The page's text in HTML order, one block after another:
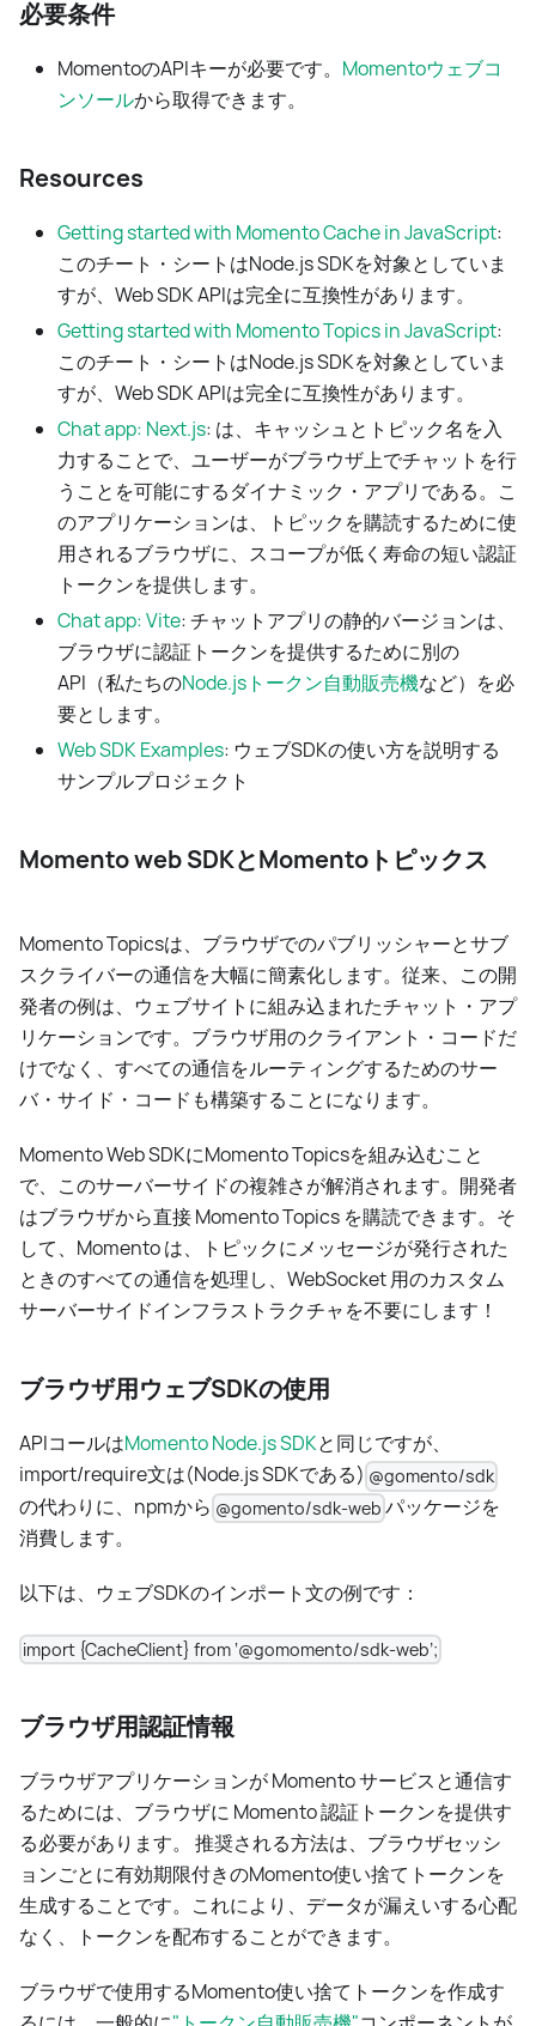
必要条件
MomentoのAPIキーが必要です。 Momentoウェブコ
ンソールから取得できます。
Resources
Getting started with Momento Cache in JavaScript:
このチート・シートはNode.js SDKを対象としていま
すが、Web SDK APIは完全に互換性があります。
Getting started with Momento Topics in JavaScript:
このチート・シートはNode.js SDKを対象としていま
すが、Web SDK APIは完全に互換性があります。
Chat app: Next.js: は、キャッシュとトピック名を入
力することで、ユーザーがブラウザ上でチャットを行
うことを可能にするダイナミック・アプリである。こ
のアプリケーションは、トピックを購読するために使
用されるブラウザに、スコープが低く寿命の短い認証
トークンを提供します。
Chat app: Vite: チャットアプリの静的バージョンは、
ブラウザに認証トークンを提供するために別の
API（私たちのNode.jsトークン自動販売機など）を必
要とします。
Web SDK Examples: ウェブSDKの使い方を説明する
サンプルプロジェクト
Momento web SDKとMomentoトピックス
Momento Topicsは、ブラウザでのパブリッシャーとサブ
スクライバーの通信を大幅に簡素化します。従来、この開
発者の例は、ウェブサイトに組み込まれたチャット・アプ
リケーションです。ブラウザ用のクライアント・コードだ
けでなく、すべての通信をルーティングするためのサー
バ・サイド・コードも構築することになります。
Momento Web SDKにMomento Topicsを組み込むこと
で、このサーバーサイドの複雑さが解消されます。開発者
はブラウザから直接 Momento Topics を購読できます。そ
して、Momento は、トピックにメッセージが発行された
ときのすべての通信を処理し、WebSocket 用のカスタム
サーバーサイドインフラストラクチャを不要にします！
ブラウザ用ウェブSDKの使用
APIコールはMomento Node.js SDKと同じですが、
import/require文は(Node.js SDKである) @gomento/sdk
の代わりに、npmから @gomento/sdk-web パッケージを
消費します。
以下は、ウェブSDKのインポート文の例です：
import {CacheClient} from ‘@gomomento/sdk-web’;
ブラウザ用認証情報
ブラウザアプリケーションが Momento サービスと通信す
るためには、ブラウザに Momento 認証トークンを提供す
る必要があります。 推奨される方法は、ブラウザセッシ
ョンごとに有効期限付きのMomento使い捨てトークンを
生成することです。これにより、データが漏えいする心配
なく、トークンを配布することができます。
ブラウザで使用するMomento使い捨てトークンを作成す